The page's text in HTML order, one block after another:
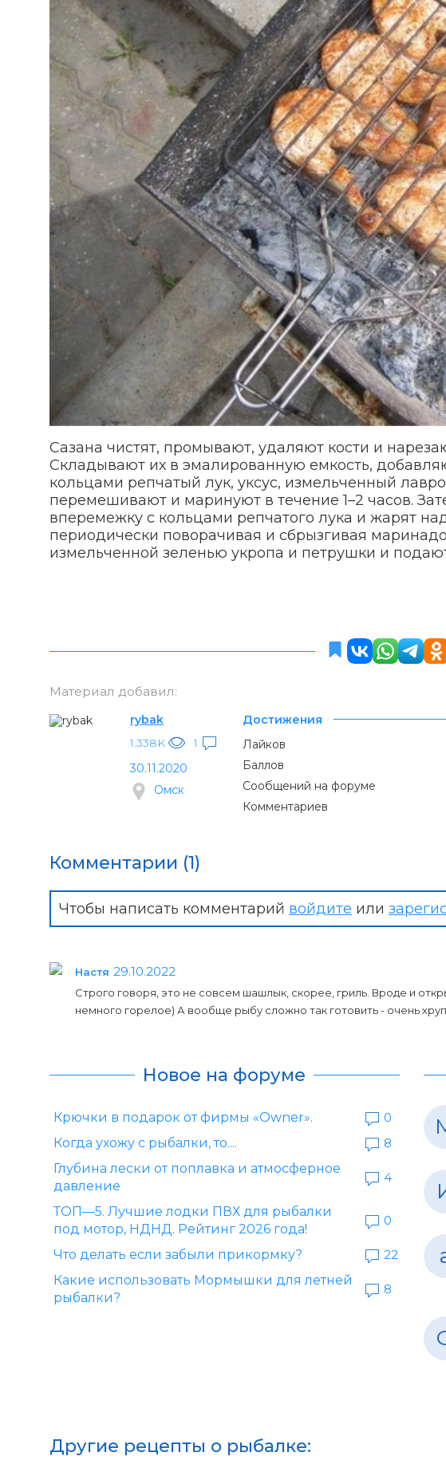
Сазана чистят, промывают, удаляют кости и
Складывают их в эмалированную емкость,
кольцами репчатый лук, уксус, измельченный
перемешивают и маринуют в течение 1–2 часов.
вперемежку с кольцами репчатого лука и жарят
периодически поворачивая и сбрызгивая
измельченной зеленью укропа и петрушки и
Материал добавил:
rybak
1.338K
1
30.11.2020
Омск
Достижения
Лайков
Баллов
Сообщений на форуме
Комментариев
Комментарии (1)
Чтобы написать комментарий войдите или
Настя 29.10.2022
Строго говоря, это не совсем шашлык, скорее, гриль. Вроде и
немного горелое) А вообще рыбу сложно так готовить - очень
Новое на форуме
Крючки в подарок от фирмы «Owner».
0
Когда ухожу с рыбалки, то....
8
Глубина лески от поплавка и атмосферное
давление
4
ТОП—5. Лучшие лодки ПВХ для рыбалки
под мотор, НДНД. Рейтинг 2026 года!
0
Что делать если забыли прикормку?
22
Какие использовать Мормышки для летней
рыбалки?
8
Другие рецепты о рыбалке: